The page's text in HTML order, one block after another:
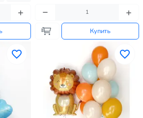
Купить